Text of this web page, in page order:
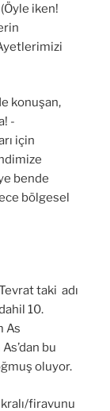
iken!
konuşan,
-
için
bende
bölgesel
taki adı
10.
As
bu
oluyor.
firavunu